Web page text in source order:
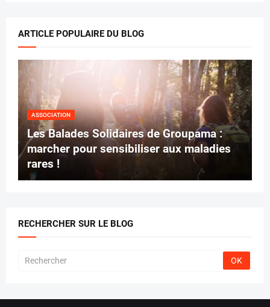
ARTICLE POPULAIRE DU BLOG
ASSOCIATION
Les Balades Solidaires de Groupama :
marcher pour sensibiliser aux maladies
rares !
RECHERCHER SUR LE BLOG